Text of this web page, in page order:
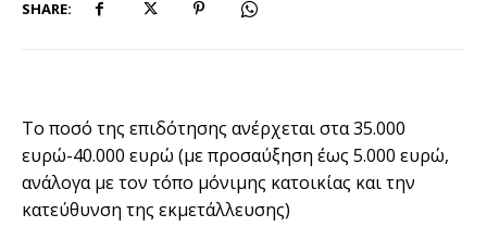
SHARE:
Το ποσό της επιδότησης ανέρχεται στα 35.000
ευρώ-40.000 ευρώ (με προσαύξηση έως 5.000 ευρώ,
ανάλογα με τον τόπο μόνιμης κατοικίας και την
κατεύθυνση της εκμετάλλευσης)